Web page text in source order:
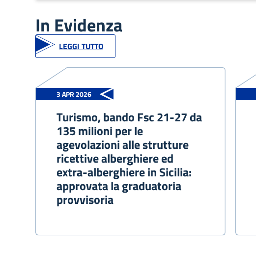
In Evidenza
LEGGI TUTTO
3 APR 2026
Turismo, bando Fsc 21-27 da
135 milioni per le
agevolazioni alle strutture
ricettive alberghiere ed
extra-alberghiere in Sicilia:
approvata la graduatoria
provvisoria